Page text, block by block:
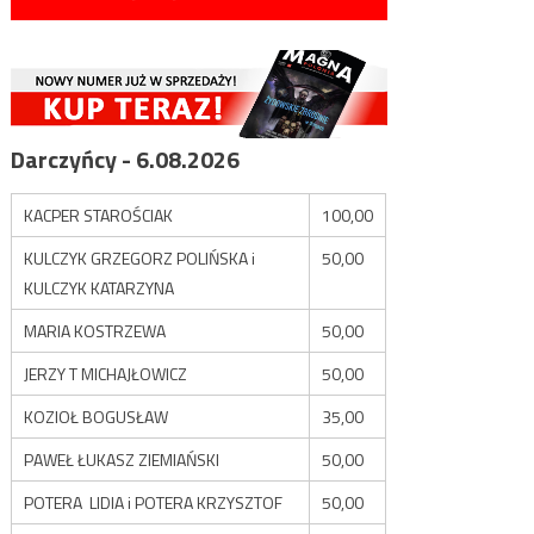
Darczyńcy - 6.08.2026
KACPER STAROŚCIAK
100,00
KULCZYK GRZEGORZ POLIŃSKA i
KULCZYK KATARZYNA
50,00
MARIA KOSTRZEWA
50,00
JERZY T MICHAJŁOWICZ
50,00
KOZIOŁ BOGUSŁAW
35,00
PAWEŁ ŁUKASZ ZIEMIAŃSKI
50,00
POTERA LIDIA i POTERA KRZYSZTOF
50,00